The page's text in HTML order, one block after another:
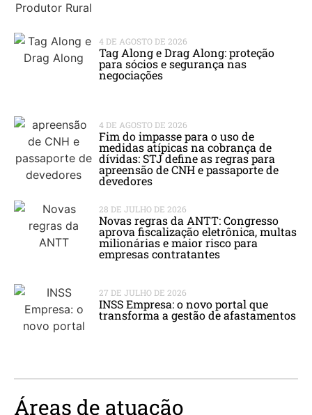
4 DE AGOSTO DE 2026
Tag Along e Drag Along: proteção
para sócios e segurança nas
negociações
4 DE AGOSTO DE 2026
Fim do impasse para o uso de
medidas atípicas na cobrança de
dívidas: STJ define as regras para
apreensão de CNH e passaporte de
devedores
28 DE JULHO DE 2026
Novas regras da ANTT: Congresso
aprova fiscalização eletrônica, multas
milionárias e maior risco para
empresas contratantes
27 DE JULHO DE 2026
INSS Empresa: o novo portal que
transforma a gestão de afastamentos
Áreas de atuação